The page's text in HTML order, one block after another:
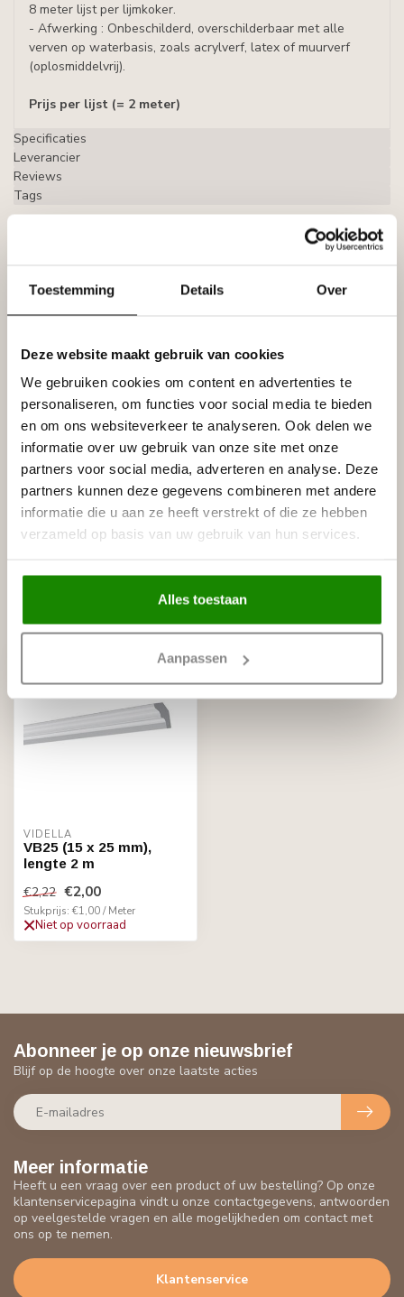
Toestemming Details Over
Deze website maakt gebruik van cookies
We gebruiken cookies om content en advertenties te
personaliseren, om functies voor social media te bieden
en om ons websiteverkeer te analyseren. Ook delen we
informatie over uw gebruik van onze site met onze
partners voor social media, adverteren en analyse. Deze
partners kunnen deze gegevens combineren met andere
informatie die u aan ze heeft verstrekt of die ze hebben
verzameld op basis van uw gebruik van hun services.
Alles toestaan
Aanpassen
8 meter lijst per lijmkoker.
- Afwerking : Onbeschilderd, overschilderbaar met alle
verven op waterbasis, zoals acrylverf, latex of muurverf
(oplosmiddelvrij).
Prijs per lijst (= 2 meter)
Specificaties
Leverancier
Reviews
Tags
Homestar Lijmkoker SX100 (490
Op voorraad
HOMESTAR
Homestar SET Polystyreenzaag
en Verstekbak (ZAAG +
VERSTEKBAK)
Op voorraad
€30,00
NMC
NMC Verstekbak MDF voor
sierlijsten t/m 8 cm, (Small) €19,95
VIDELLA
VB25 (15 x 25 mm),
lengte 2 m
€2,22 €2,00
Stukprijs: €1,00 / Meter
Niet op voorraad
Meer informatie
Heeft u een vraag over een product of uw bestelling? Op onze
klantenservicepagina vindt u onze contactgegevens, antwoorden
op veelgestelde vragen en alle mogelijkheden om contact met
ons op te nemen.
Klantenservice
Abonneer je op onze nieuwsbrief
Blijf op de hoogte over onze laatste acties